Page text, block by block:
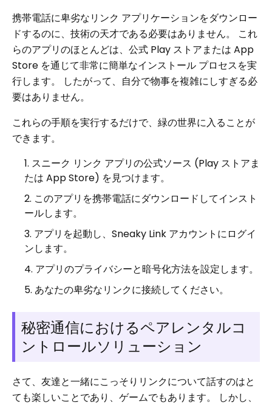
携帯電話に卑劣なリンク アプリケーションをダウンロー
ドするのに、技術の天才である必要はありません。 これ
らのアプリのほとんどは、公式 Play ストアまたは App
Store を通じて非常に簡単なインストール プロセスを実
行します。 したがって、自分で物事を複雑にしすぎる必
要はありません。
これらの手順を実行するだけで、緑の世界に入ることが
できます。
スニーク リンク アプリの公式ソース (Play ストアま
たは App Store) を見つけます。
このアプリを携帯電話にダウンロードしてインスト
ールします。
アプリを起動し、Sneaky Link アカウントにログイ
ンします。
アプリのプライバシーと暗号化方法を設定します。
あなたの卑劣なリンクに接続してください。
秘密通信におけるペアレンタルコ
ントロールソリューション
さて、友達と一緒にこっそりリンクについて話すのはと
ても楽しいことであり、ゲームでもあります。 しかし、